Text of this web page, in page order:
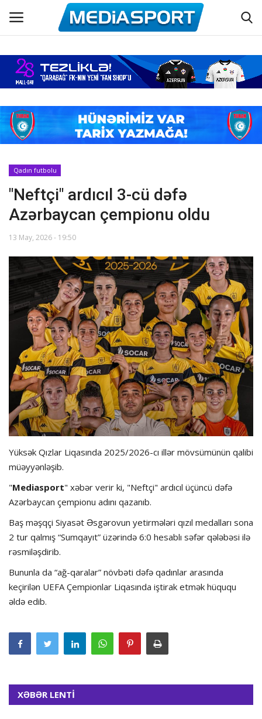
Əsas
Azərbaycan futbolu
Maraqlı
Əlaqə
Haqqımızda
Dünya futbolu
Hadisə
Olimpiada
Layihə
Formula 1
İdman növləri
Qadın futbolu
"Neftçi" ardıcıl 3-cü dəfə
Azərbaycan çempionu oldu
13 May, 2026 - 19:50
Yüksək Qızlar Liqasında 2025/2026-cı illər mövsümünün qalibi
müəyyənləşib.
"Mediasport" xəbər verir ki, "Neftçi" ardıcıl üçüncü dəfə
Azərbaycan çempionu adını qazanıb.
Baş məşqçi Siyasət Əsgərovun yetirmələri qızıl medalları sona
2 tur qalmış “Sumqayıt” üzərində 6:0 hesablı səfər qələbəsi ilə
rəsmiləşdirib.
Bununla da “ağ-qaralar” növbəti dəfə qadınlar arasında
keçirilən UEFA Çempionlar Liqasında iştirak etmək hüququ
əldə edib.
XƏBƏR LENTİ